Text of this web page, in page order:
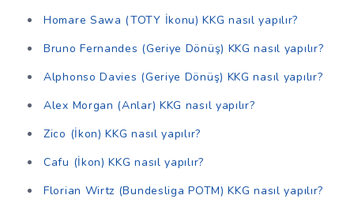
Homare Sawa (TOTY İkonu) KKG nasıl yapılır?
Bruno Fernandes (Geriye Dönüş) KKG nasıl yapılır?
Alphonso Davies (Geriye Dönüş) KKG nasıl yapılır?
Alex Morgan (Anlar) KKG nasıl yapılır?
Zico (İkon) KKG nasıl yapılır?
Cafu (İkon) KKG nasıl yapılır?
Florian Wirtz (Bundesliga POTM) KKG nasıl yapılır?